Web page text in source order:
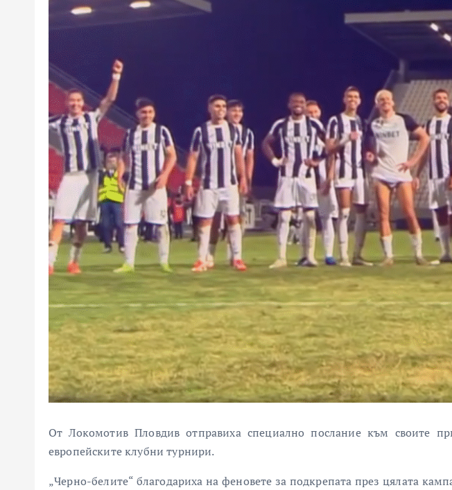
ОтЛокомотив Пловдив отправиха специално послание към своите
европейските клубни турнири.
„Черно-белите“ благодариха на феновете за подкрепата през цялата